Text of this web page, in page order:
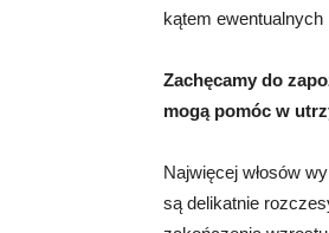
kątem
Zachęcamy do
mogą pomóc w
Najwięcej włosów
są delikatnie